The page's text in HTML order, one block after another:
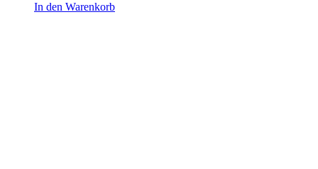
In den Warenkorb